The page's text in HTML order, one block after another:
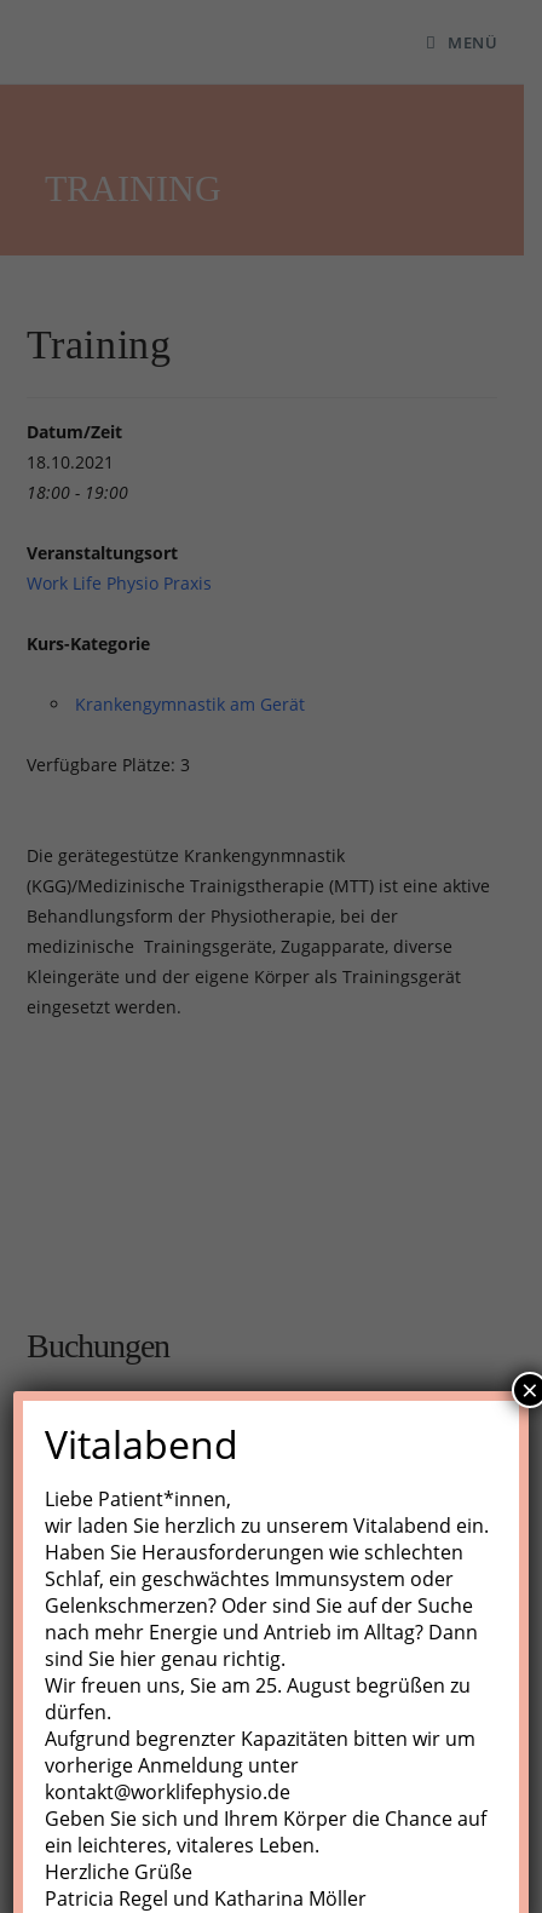
MENÜ
TRAINING
Training
Datum/Zeit
18.10.2021
18:00 - 19:00
Veranstaltungsort
Work Life Physio Praxis
Kurs-Kategorie
Krankengymnastik am Gerät
Verfügbare Plätze: 3
Die gerätegestütze Krankengynmnastik
(KGG)/Medizinische Trainigstherapie (MTT) ist eine aktive
Behandlungsform der Physiotherapie, bei der
medizinische Trainingsgeräte, Zugapparate, diverse
Kleingeräte und der eigene Körper als Trainingsgerät
eingesetzt werden.
Buchungen
Buchungen sind für diese Veranstaltung nicht mehr
möglich.
Nächste Kurse
Keine Veranstaltungen
Profil
Meine Buchungen
Abmelden
Vitalabend
Liebe Patient*innen,
wir laden Sie herzlich zu unserem Vitalabend ein.
Haben Sie Herausforderungen wie schlechten
Schlaf, ein geschwächtes Immunsystem oder
Gelenkschmerzen? Oder sind Sie auf der Suche
nach mehr Energie und Antrieb im Alltag? Dann
sind Sie hier genau richtig.
Wir freuen uns, Sie am 25. August begrüßen zu
dürfen.
Aufgrund begrenzter Kapazitäten bitten wir um
vorherige Anmeldung unter
kontakt@worklifephysio.de
Geben Sie sich und Ihrem Körper die Chance auf
ein leichteres, vitaleres Leben.
Herzliche Grüße
Patricia Regel und Katharina Möller
×